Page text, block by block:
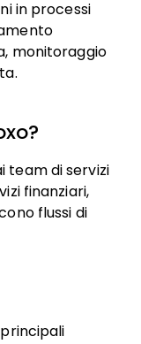
in processi
monitoraggio
team di servizi
finanziari,
flussi di